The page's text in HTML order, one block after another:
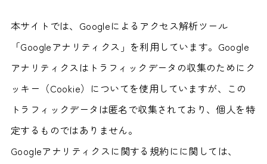
本サイトでは、Googleによるアクセス解析ツール
「Googleアナリティクス」を利用しています。Google
アナリティクスはトラフィックデータの収集のためにク
ッキー（Cookie）についてを使用していますが、この
トラフィックデータは匿名で収集されており、個人を特
定するものではありません。
Googleアナリティクスに関する規約にに関しては、